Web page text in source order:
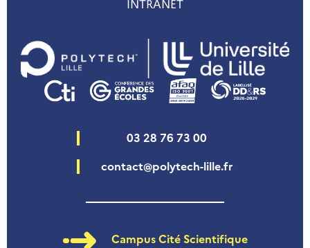
INTRANET
03 28 76 73 00
contact@polytech-lille.fr
Campus Cité Scientifique